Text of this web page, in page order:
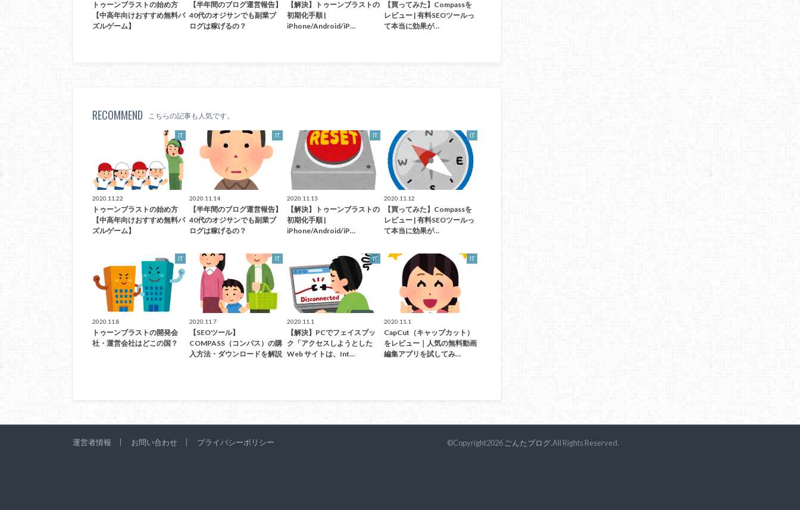
トゥーンブラストの始め方
【中高年向けおすすめ無料パ
ズルゲーム】
【半年間のブログ運営報告】
40代のオジサンでも副業ブ
ログは稼げるの？
【解決】トゥーンブラストの
初期化手順 |
iPhone/Android/iP…
【買ってみた】Compassを
レビュー | 有料SEOツールっ
て本当に効果が…
RECOMMEND こちらの記事も人気です。
IT
2020.11.22
トゥーンブラストの始め方
【中高年向けおすすめ無料パ
ズルゲーム】
IT
2020.11.14
【半年間のブログ運営報告】
40代のオジサンでも副業ブ
ログは稼げるの？
IT
2020.11.13
【解決】トゥーンブラストの
初期化手順 |
iPhone/Android/iP…
IT
2020.11.12
【買ってみた】Compassを
レビュー | 有料SEOツールっ
て本当に効果が…
IT
2020.11.8
トゥーンブラストの開発会
社・運営会社はどこの国？
IT
2020.11.7
【SEOツール】
COMPASS（コンパス）の購
入方法・ダウンロードを解説
IT
2020.11.1
【解決】PCでフェイスブッ
ク「アクセスしようとした
Web サイトは、Int…
IT
2020.11.1
CapCut（キャップカット）
をレビュー｜人気の無料動画
編集アプリを試してみ…
運営者情報 お問い合わせ プライバシーポリシー ©Copyright2026 ごんたブログ.All Rights Reserved.